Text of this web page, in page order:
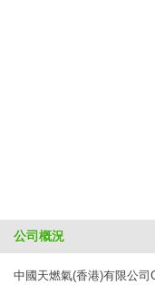
公司概況
中國天燃氣(香港)有限公